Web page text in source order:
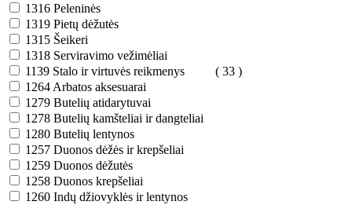
1316 Peleninės
1319 Pietų dėžutės
1315 Šeikeri
1318 Serviravimo vežimėliai
1139 Stalo ir virtuvės reikmenys
( 33 )
1264 Arbatos aksesuarai
1279 Butelių atidarytuvai
1278 Butelių kamšteliai ir dangteliai
1280 Butelių lentynos
1257 Duonos dėžės ir krepšeliai
1259 Duonos dėžutės
1258 Duonos krepšeliai
1260 Indų džiovyklės ir lentynos